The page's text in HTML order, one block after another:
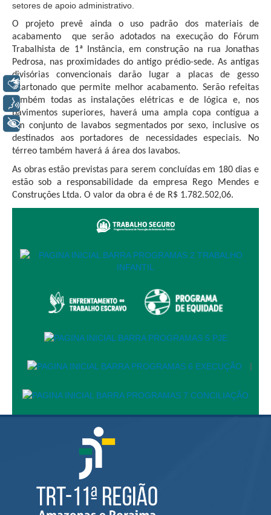
Comissão de Vitaliciamento
Comitê de Atenção Integral à Saúde de Magistrados e
Servidores
Comitê de Segurança Permanente
Comitê de Combate ao Trabalho Infantil e de Estímulo à
Aprendizagem
Comitê de Incentivo à Participação Institucional Feminina
no âmbito do TRT-11
Comitê de Prevenção e Enfrentamento do Assédio
Moral, do Assédio Sexual e da Discriminação
Comissão Permanente de Gestão Socioambiental
Comitê Gestor do Plano de Contratações e Aquisições
Grupo Operacional do Centro de Inteligência
Comitê PopRuaJud
Comissão Permanente de Avaliação Documental
Automação e IA
Governança
Governança de TI
Gestão de Riscos
Laboratório de Inovação
Assessoria de Governança de Gestão de Pessoas
Sites Institucionais
setores de apoio administrativo.
O projeto prevê ainda o uso padrão dos materiais de
acabamento que serão adotados na execução do Fórum
Trabalhista de 1ª Instância, em construção na rua Jonathas
Pedrosa, nas proximidades do antigo prédio-sede. As antigas
divisórias convencionais darão lugar a placas de gesso
acartonado que permite melhor acabamento. Serão refeitas
também todas as instalações elétricas e de lógica e, nos
pavimentos superiores, haverá uma ampla copa contígua a
um conjunto de lavabos segmentados por sexo, inclusive os
destinados aos portadores de necessidades especiais. No
térreo também haverá á área dos lavabos.
As obras estão previstas para serem concluídas em 180 dias e
estão sob a responsabilidade da empresa Rego Mendes e
Construções Ltda. O valor da obra é de R$ 1.782.502,06.
|
Libras
Voz
+ Acessibilidade